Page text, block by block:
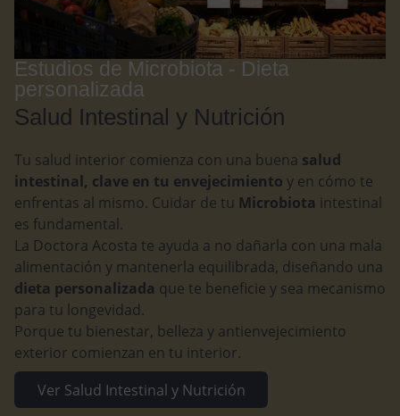
Estudios de Microbiota - Dieta
personalizada
Salud Intestinal y Nutrición
Tu salud interior comienza con una buena salud
intestinal, clave en tu envejecimiento y en cómo te
enfrentas al mismo. Cuidar de tu Microbiota intestinal
es fundamental.
La Doctora Acosta te ayuda a no dañarla con una mala
alimentación y mantenerla equilibrada, diseñando una
dieta personalizada que te beneficie y sea mecanismo
para tu longevidad.
Porque tu bienestar, belleza y antienvejecimiento
exterior comienzan en tu interior.
Ver Salud Intestinal y Nutrición